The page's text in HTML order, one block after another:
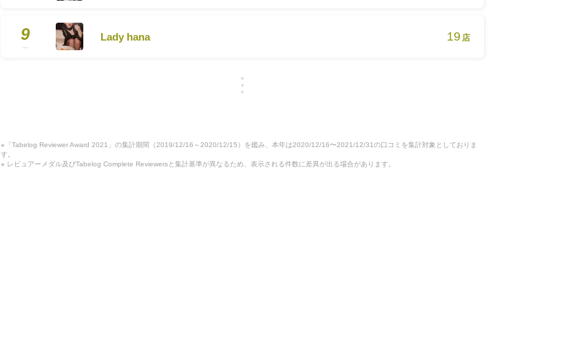
9 Lady hana 19 店
※「Tabelog Reviewer Award 2021」の集計期間（2019/12/16～2020/12/15）を鑑み、本年は2020/12/16〜2021/12/31の口コミを集計対象としておりま
す。
※ レビュアーメダル及びTabelog Complete Reviewersと集計基準が異なるため、表示される件数に差異が出る場合があります。